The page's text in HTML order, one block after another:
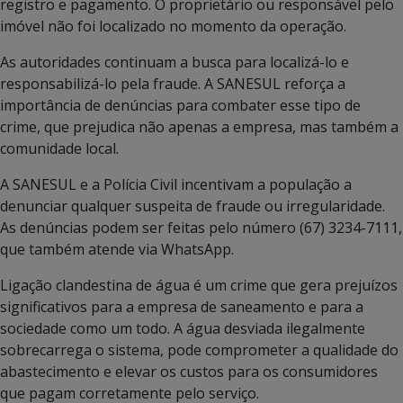
registro e pagamento. O proprietário ou responsável pelo
imóvel não foi localizado no momento da operação.
As autoridades continuam a busca para localizá-lo e
responsabilizá-lo pela fraude. A SANESUL reforça a
importância de denúncias para combater esse tipo de
crime, que prejudica não apenas a empresa, mas também a
comunidade local.
A SANESUL e a Polícia Civil incentivam a população a
denunciar qualquer suspeita de fraude ou irregularidade.
As denúncias podem ser feitas pelo número (67) 3234-7111,
que também atende via WhatsApp.
Ligação clandestina de água é um crime que gera prejuízos
significativos para a empresa de saneamento e para a
sociedade como um todo. A água desviada ilegalmente
sobrecarrega o sistema, pode comprometer a qualidade do
abastecimento e elevar os custos para os consumidores
que pagam corretamente pelo serviço.